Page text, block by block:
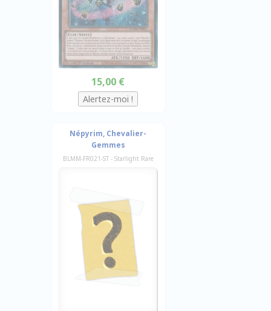
15,00 €
Népyrim, Chevalier-
Gemmes
BLMM-FR021-ST - Starlight Rare